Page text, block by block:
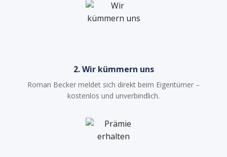
2. Wir kümmern uns
Roman Becker meldet sich direkt beim Eigentümer –
kostenlos und unverbindlich.